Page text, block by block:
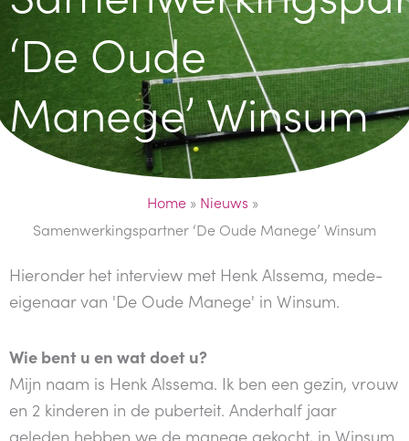
‘De Oude
Manege’ Winsum
Home» Nieuws »
Samenwerkingspartner ‘De Oude Manege’ Winsum
Hieronder het interview met Henk Alssema, mede-
eigenaar van 'De Oude Manege' in Winsum.
Wie bent u en wat doet u?
Mijn naam is Henk Alssema. Ik ben een gezin, vrouw
en 2 kinderen in de puberteit. Anderhalf jaar
geleden hebben we de manege gekocht, in Winsum.